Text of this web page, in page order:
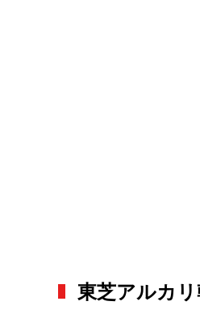
東芝アルカ